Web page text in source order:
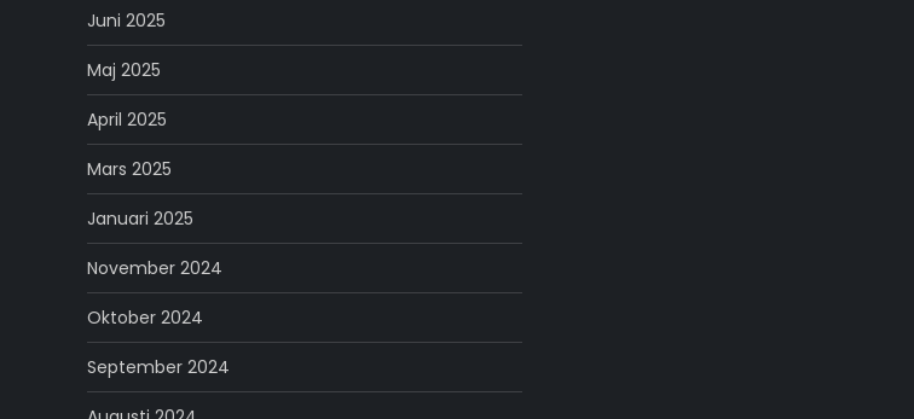
Juni 2025
Maj 2025
April 2025
Mars 2025
Januari 2025
November 2024
Oktober 2024
September 2024